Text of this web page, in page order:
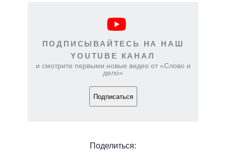
ПОДПИСЫВАЙТЕСЬ НА НАШ
YOUTUBE КАНАЛ
и смотрите первыми новые видео от «Слово и
дело»
Подписаться
Поделиться: